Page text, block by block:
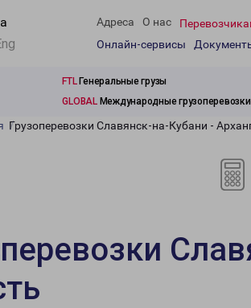
Адреса О нас
Онлайн-сервисы
FTLГенеральные грузы
GLOBALМеждународные грузоперевозки
Грузоперевозки Славянск-на-Кубани -